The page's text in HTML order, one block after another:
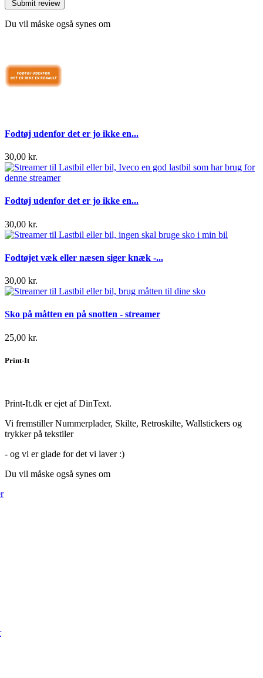
Du vil måske også synes om
Fodtøj udenfor det er jo ikke en...
30,00 kr.
Fodtøj udenfor det er jo ikke en...
30,00 kr.
Fodtøjet væk eller næsen siger knæk -...
30,00 kr.
Sko på måtten en på snotten - streamer
25,00 kr.
Print-It
Print-It.dk er ejet af DinText.
Vi fremstiller Nummerplader, Skilte, Retroskilte, Wallstickers og
trykker på tekstiler
- og vi er glade for det vi laver :)
Du vil måske også synes om